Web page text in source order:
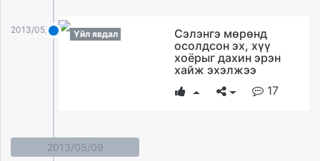
2013/05/10 Үйл явдал
Сэлэнгэ мөрөнд
осолдсон эх, хүү
хоёрыг дахин эрэн
хайж эхэлжээ
17
2013/05/09